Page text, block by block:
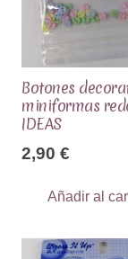
Botones
miniformas
IDEAS
2,90 €
Añadir al